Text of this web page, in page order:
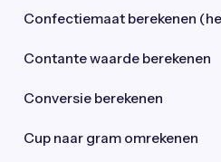
Confectiemaat berekenen
Contante waarde berekenen
Conversie berekenen
Cup naar gram omrekenen